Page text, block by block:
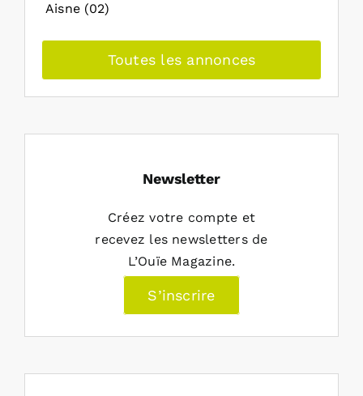
Aisne (02)
Toutes les annonces
Newsletter
Créez votre compte et
recevez les newsletters de
L’Ouïe Magazine.
S’inscrire